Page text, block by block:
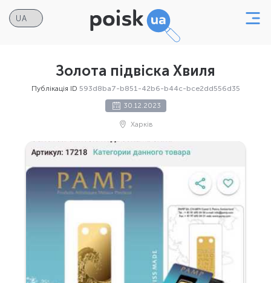
Золота підвіска Хвиля
Публікація ID 593d8ba7-b851-42b6-b44c-bce2dd556d35
30.12.2023
Харків